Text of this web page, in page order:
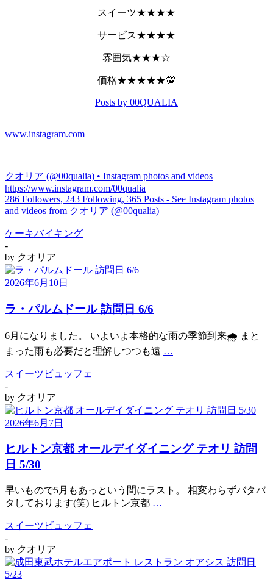
スイーツ★★★★
サービス★★★★
雰囲気★★★☆
価格★★★★★💯
Posts by 00QUALIA
www.instagram.com
クオリア (@00qualia) • Instagram photos and videos
https://www.instagram.com/00qualia
286 Followers, 243 Following, 365 Posts - See Instagram photos
and videos from クオリア (@00qualia)
ケーキバイキング
-
by クオリア
2026年6月10日
ラ・パルムドール 訪問日 6/6
6月になりました。 いよいよ本格的な雨の季節到来🌧️ まと
まった雨も必要だと理解しつつも遠 …
スイーツビュッフェ
-
by クオリア
2026年6月7日
ヒルトン京都 オールデイダイニング テオリ 訪問
日 5/30
早いもので5月もあっという間にラスト。 相変わらずバタバ
タしております(笑) ヒルトン京都 …
スイーツビュッフェ
-
by クオリア